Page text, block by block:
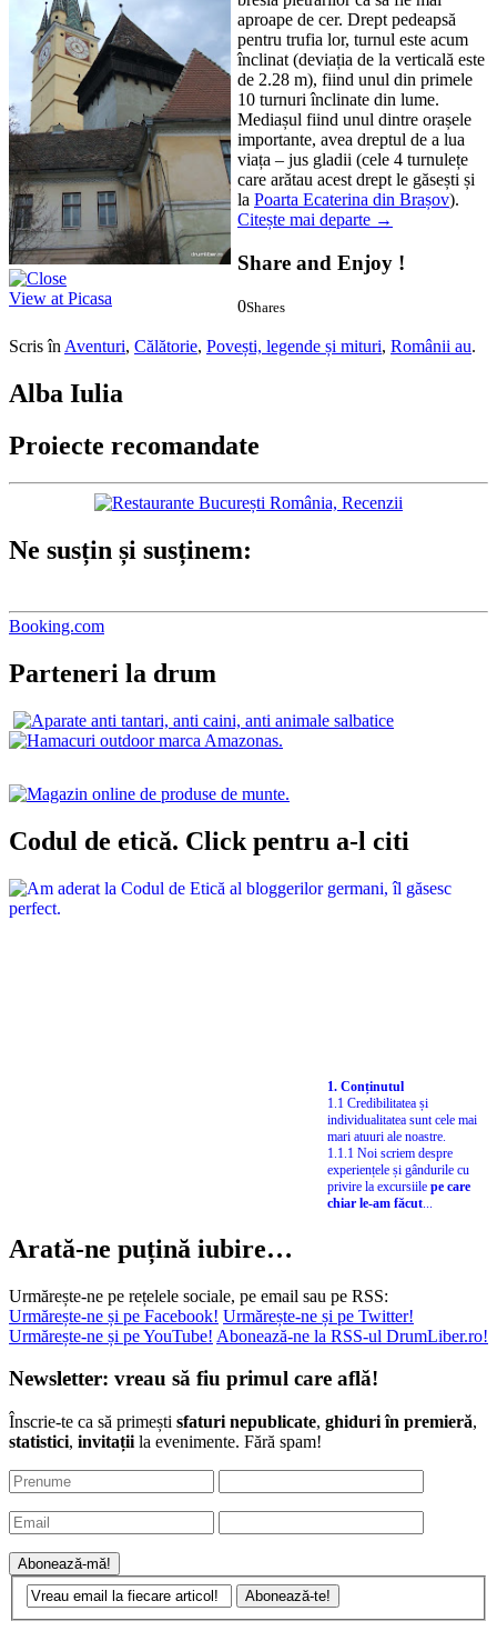
View at Picasa
aproape de cer. Drept pedeapsă
pentru trufia lor, turnul este acum
înclinat (deviația de la verticală este
de 2.28 m), fiind unul din primele
10 turnuri înclinate din lume.
Mediașul fiind unul dintre orașele
importante, avea dreptul de a lua
viața – jus gladii (cele 4 turnulețe
care arătau acest drept le găsești și
la Poarta Ecaterina din Brașov).
Citește mai departe →
Share and Enjoy !
0Shares
Scris în Aventuri, Călătorie, Povești, legende și mituri, Românii au.
Alba Iulia
Proiecte recomandate
Ne susțin și susținem:
Booking.com
Parteneri la drum
Codul de etică. Click pentru a-l citi
1. Conținutul
1.1 Credibilitatea și
individualitatea sunt cele mai
mari atuuri ale noastre.
1.1.1 Noi scriem despre
experiențele și gândurile cu
privire la excursiile pe care
chiar le-am făcut...
Arată-ne puțină iubire…
Urmărește-ne pe rețelele sociale, pe email sau pe RSS:
Urmărește-ne și pe Facebook! Urmărește-ne și pe Twitter!
Urmărește-ne și pe YouTube! Abonează-ne la RSS-ul DrumLiber.ro!
Newsletter: vreau să fiu primul care află!
Înscrie-te ca să primești sfaturi nepublicate, ghiduri în premieră,
statistici, invitații la evenimente. Fără spam!